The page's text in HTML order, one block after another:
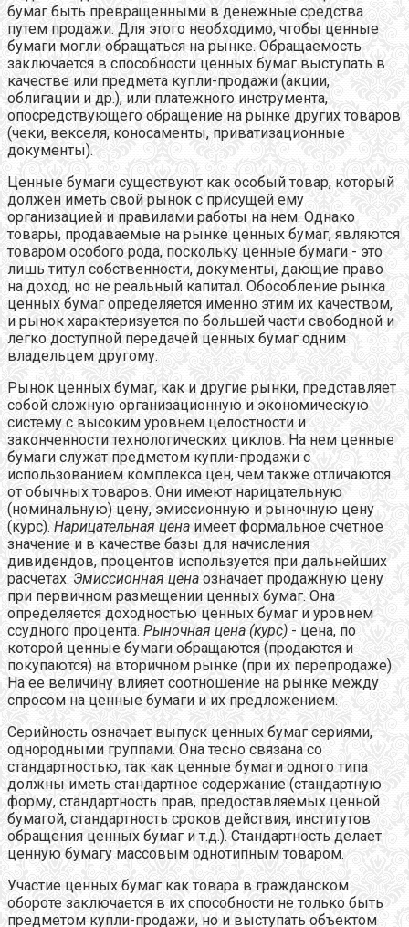
бумаг быть превращенными в денежные средства
путем продажи. Для этого необходимо, чтобы ценные
бумаги могли обращаться на рынке. Обращаемость
заключается в способности ценных бумаг выступать в
качестве или предмета купли-продажи (акции,
облигации и др.), или платежного инструмента,
опосредствующего обращение на рынке других товаров
(чеки, векселя, коносаменты, приватизационные
документы).
Ценные бумаги существуют как особый товар, который
должен иметь свой рынок с присущей ему
организацией и правилами работы на нем. Однако
товары, продаваемые на рынке ценных бумаг, являются
товаром особого рода, поскольку ценные бумаги - это
лишь титул собственности, документы, дающие право
на доход, но не реальный капитал. Обособление рынка
ценных бумаг определяется именно этим их качеством,
и рынок характеризуется по большей части свободной и
легко доступной передачей ценных бумаг одним
владельцем другому.
Рынок ценных бумаг, как и другие рынки, представляет
собой сложную организационную и экономическую
систему с высоким уровнем целостности и
законченности технологических циклов. На нем ценные
бумаги служат предметом купли-продажи с
использованием комплекса цен, чем также отличаются
от обычных товаров. Они имеют нарицательную
(номинальную) цену, эмиссионную и рыночную цену
(курс). Нарицательная цена имеет формальное счетное
значение и в качестве базы для начисления
дивидендов, процентов используется при дальнейших
расчетах. Эмиссионная цена означает продажную цену
при первичном размещении ценных бумаг. Она
определяется доходностью ценных бумаг и уровнем
ссудного процента. Рыночная цена (курс) - цена, по
которой ценные бумаги обращаются (продаются и
покупаются) на вторичном рынке (при их перепродаже).
На ее величину влияет соотношение на рынке между
спросом на ценные бумаги и их предложением.
Серийность означает выпуск ценных бумаг сериями,
однородными группами. Она тесно связана со
стандартностью, так как ценные бумаги одного типа
должны иметь стандартное содержание (стандартную
форму, стандартность прав, предоставляемых ценной
бумагой, стандартность сроков действия, институтов
обращения ценных бумаг и т.д.). Стандартность делает
ценную бумагу массовым однотипным товаром.
Участие ценных бумаг как товара в гражданском
обороте заключается в их способности не только быть
предметом купли-продажи, но и выступать объектом